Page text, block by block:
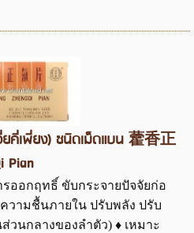
จี่ยคี่เพี่ยง) ชนิดเม็ดแบน 藿香正
Pian
รออกฤทธิ์ ขับกระจายปัจจัยก่อ
วามชื้นภายใน ปรับพลัง ปรับ
วนกลางของลำตัว) ♦ เหมาะ